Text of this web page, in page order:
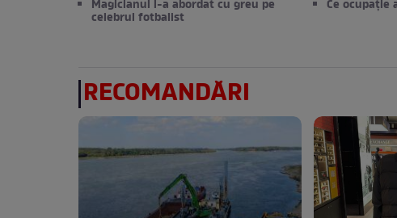
Magicianul l-a abordat cu greu pe
celebrul fotbalist
Ce ocupație
RECOMANDĂRI